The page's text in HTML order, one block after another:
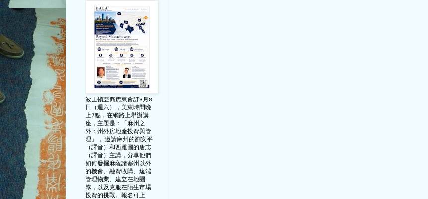
波士頓亞裔房東會訂8月8
日（週六），美東時間晚
上7點，在網路上舉辦講
座，主題是：「麻州之
外：州外房地產投資與管
理」， 邀請麻州的劉安平
（譯音）和西雅圖的唐志
（譯音）主講，分享他們
如何發掘麻薩諸塞州以外
的機會、融資收購、遠端
管理物業、建立在地團
隊，以及克服在陌生市場
投資的挑戰。報名可上